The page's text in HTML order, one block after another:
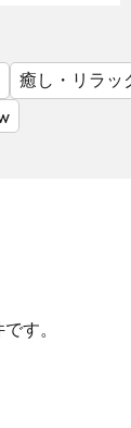
癒し・リラッ
す。